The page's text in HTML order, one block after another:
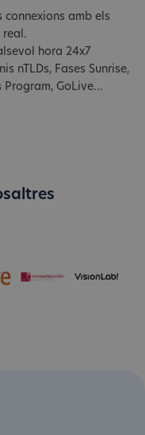
connexions amb els
real.
hora 24x7
nTLDs, Fases Sunrise,
Program, GoLive...